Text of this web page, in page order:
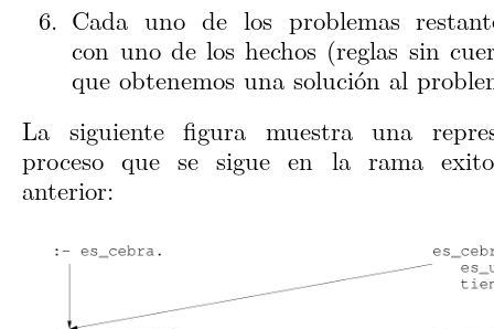
Cada uno de los problemas
con uno de los hechos (reglas sin
que obtenemos una solución al
La siguiente figura muestra una
proceso que se sigue en la rama
anterior: